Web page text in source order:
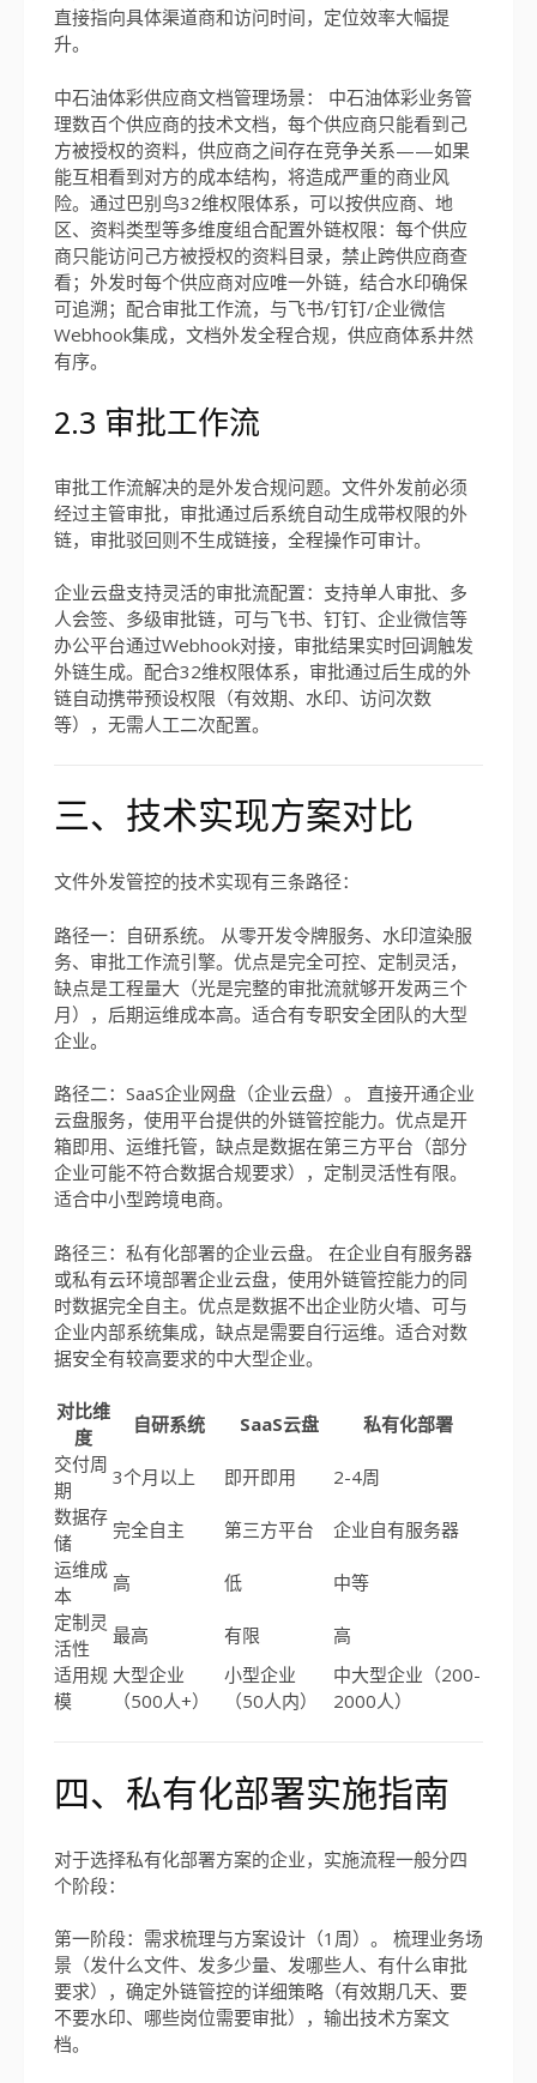
直接指向具体渠道商和访问时间，定位效率大幅提
升。
中石油体彩供应商文档管理场景： 中石油体彩业务管
理数百个供应商的技术文档，每个供应商只能看到己
方被授权的资料，供应商之间存在竞争关系——如果
能互相看到对方的成本结构，将造成严重的商业风
险。通过巴别鸟32维权限体系，可以按供应商、地
区、资料类型等多维度组合配置外链权限：每个供应
商只能访问己方被授权的资料目录，禁止跨供应商查
看；外发时每个供应商对应唯一外链，结合水印确保
可追溯；配合审批工作流，与飞书/钉钉/企业微信
Webhook集成，文档外发全程合规，供应商体系井然
有序。
2.3 审批工作流
审批工作流解决的是外发合规问题。文件外发前必须
经过主管审批，审批通过后系统自动生成带权限的外
链，审批驳回则不生成链接，全程操作可审计。
企业云盘支持灵活的审批流配置：支持单人审批、多
人会签、多级审批链，可与飞书、钉钉、企业微信等
办公平台通过Webhook对接，审批结果实时回调触发
外链生成。配合32维权限体系，审批通过后生成的外
链自动携带预设权限（有效期、水印、访问次数
等），无需人工二次配置。
三、技术实现方案对比
文件外发管控的技术实现有三条路径：
路径一：自研系统。 从零开发令牌服务、水印渲染服
务、审批工作流引擎。优点是完全可控、定制灵活，
缺点是工程量大（光是完整的审批流就够开发两三个
月），后期运维成本高。适合有专职安全团队的大型
企业。
路径二：SaaS企业网盘（企业云盘）。 直接开通企业
云盘服务，使用平台提供的外链管控能力。优点是开
箱即用、运维托管，缺点是数据在第三方平台（部分
企业可能不符合数据合规要求），定制灵活性有限。
适合中小型跨境电商。
路径三：私有化部署的企业云盘。 在企业自有服务器
或私有云环境部署企业云盘，使用外链管控能力的同
时数据完全自主。优点是数据不出企业防火墙、可与
企业内部系统集成，缺点是需要自行运维。适合对数
据安全有较高要求的中大型企业。
对比维
度
自研系统 SaaS云盘
私有化部署
交付周
期
3个月以上 即开即用
2-4周
数据存
储
完全自主 第三方平台
企业自有服务器
运维成
本
高 低
中等
定制灵
活性
最高 有限
高
适用规
模
大型企业
（500人+）
小型企业
（50人内）
中大型企业（200-
2000人）
四、私有化部署实施指南
对于选择私有化部署方案的企业，实施流程一般分四
个阶段：
第一阶段：需求梳理与方案设计（1周）。 梳理业务场
景（发什么文件、发多少量、发哪些人、有什么审批
要求），确定外链管控的详细策略（有效期几天、要
不要水印、哪些岗位需要审批），输出技术方案文
档。